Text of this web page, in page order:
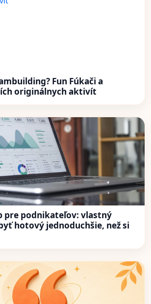
Fun Fúkači a
originálnych aktivít
pre podnikateľov: vlastný
hotový jednoduchšie, než si